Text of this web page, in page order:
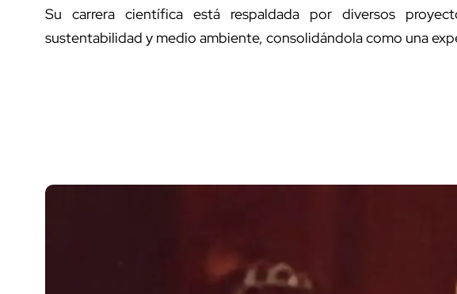
Su carrera científica está respaldada por diversos
sustentabilidad y medio ambiente, consolidándola como una